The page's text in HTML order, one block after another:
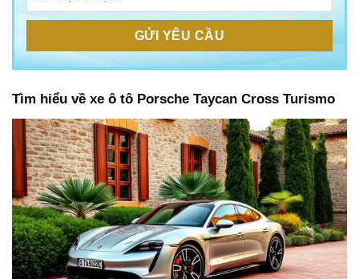
Tìm hiểu về xe ô tô Porsche Taycan Cross Turismo